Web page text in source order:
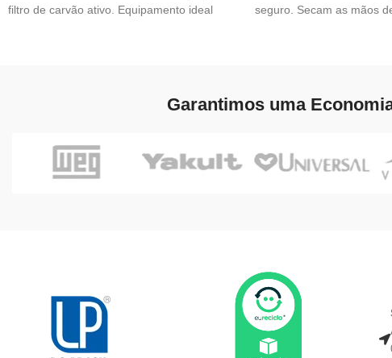
filtro de carvão ativo. Equipamento ideal
seguro. Secam as mãos
Garantimos uma